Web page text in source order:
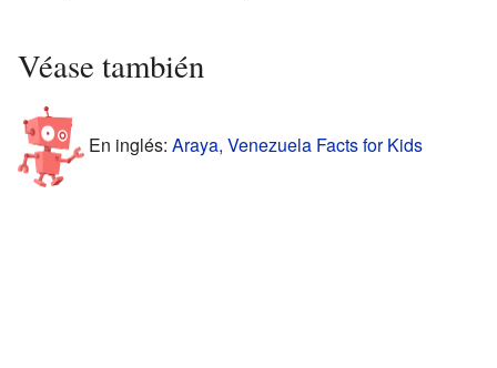
Véase también
En inglés: Araya, Venezuela Facts for Kids